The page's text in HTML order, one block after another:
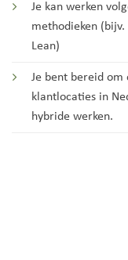
Je kan werken
methodieken (bijv.
Lean)
Je bent bereid om
klantlocaties in
hybride werken.